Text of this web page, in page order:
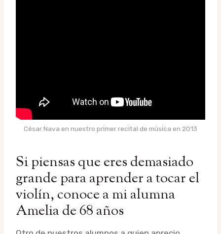
César Nava en nuestro primer recital de música en 2013
Si piensas que eres demasiado
grande para aprender a tocar el
violín, conoce a mi alumna
Amelia de 68 años